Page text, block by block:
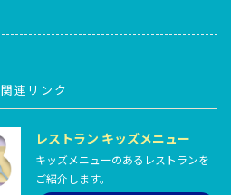
関連リンク
レストラン キッズメニュー
キッズメニューのあるレストランを
ご紹介します。